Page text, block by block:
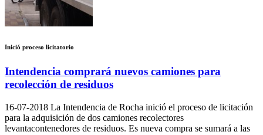
Inició proceso licitatorio
Intendencia comprará nuevos camiones para
recolección de residuos
16-07-2018 La Intendencia de Rocha inició el proceso de licitación
para la adquisición de dos camiones recolectores
levantacontenedores de residuos. Es nueva compra se sumará a las